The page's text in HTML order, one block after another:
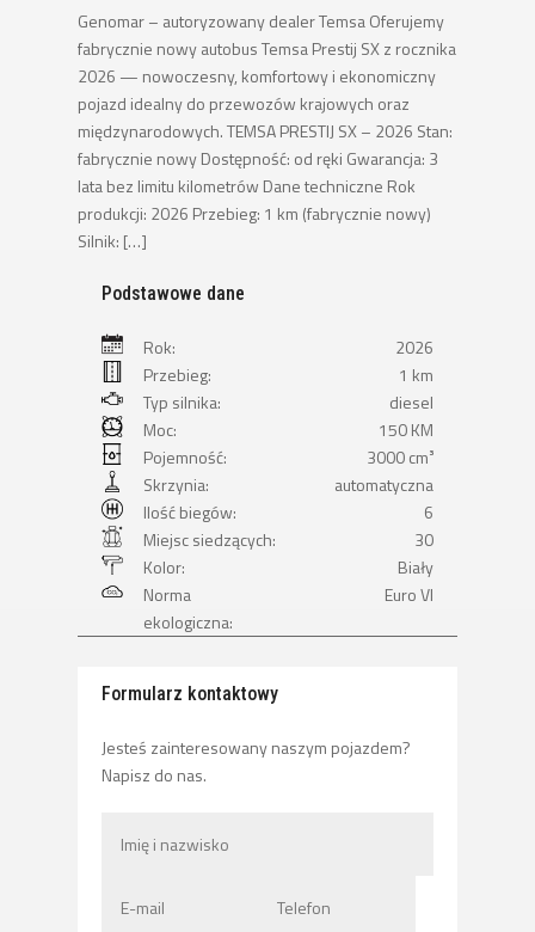
Genomar – autoryzowany dealer Temsa Oferujemy
fabrycznie nowy autobus Temsa Prestij SX z rocznika
2026 — nowoczesny, komfortowy i ekonomiczny
pojazd idealny do przewozów krajowych oraz
międzynarodowych. TEMSA PRESTIJ SX – 2026 Stan:
fabrycznie nowy Dostępność: od ręki Gwarancja: 3
lata bez limitu kilometrów Dane techniczne Rok
produkcji: 2026 Przebieg: 1 km (fabrycznie nowy)
Silnik: […]
Podstawowe dane
Rok:
2026
Przebieg:
1 km
Typ silnika:
diesel
Moc:
150 KM
Pojemność:
3000 cm³
Skrzynia:
automatyczna
Ilość biegów:
6
Miejsc siedzących:
30
Kolor:
Biały
Norma
ekologiczna:
Euro VI
Formularz kontaktowy
Jesteś zainteresowany naszym pojazdem?
Napisz do nas.